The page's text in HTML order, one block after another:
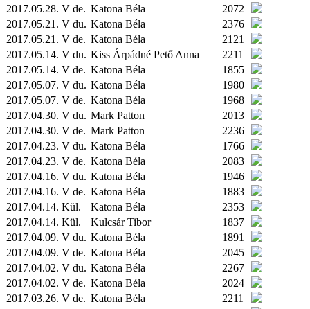
2017.05.28. V de. Katona Béla
2072
2017.05.21. V du. Katona Béla
2376
2017.05.21. V de. Katona Béla
2121
2017.05.14. V du. Kiss Árpádné Pető Anna
2211
2017.05.14. V de. Katona Béla
1855
2017.05.07. V du. Katona Béla
1980
2017.05.07. V de. Katona Béla
1968
2017.04.30. V du. Mark Patton
2013
2017.04.30. V de. Mark Patton
2236
2017.04.23. V du. Katona Béla
1766
2017.04.23. V de. Katona Béla
2083
2017.04.16. V du. Katona Béla
1946
2017.04.16. V de. Katona Béla
1883
2017.04.14. Kül. Katona Béla
2353
2017.04.14. Kül. Kulcsár Tibor
1837
2017.04.09. V du. Katona Béla
1891
2017.04.09. V de. Katona Béla
2045
2017.04.02. V du. Katona Béla
2267
2017.04.02. V de. Katona Béla
2024
2017.03.26. V de. Katona Béla
2211